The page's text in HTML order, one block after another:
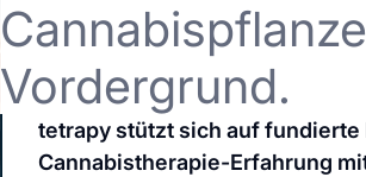
Vordergrund.
tetrapy stützt sich auf
Cannabistherapie-Erfahrung